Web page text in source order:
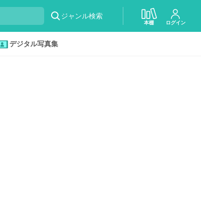
ジャンル検索
本棚 ログイン
デジタル写真集